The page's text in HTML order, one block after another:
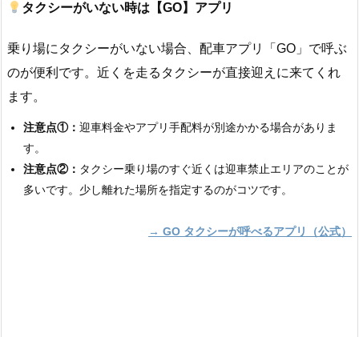
タクシーがいない時は【GO】アプリ
乗り場にタクシーがいない場合、配車アプリ「GO」で呼ぶ
のが便利です。近くを走るタクシーが直接迎えに来てくれ
ます。
注意点①： 迎車料金やアプリ手配料が別途かかる場合がありま
す。
注意点②： タクシー乗り場のすぐ近くは迎車禁止エリアのことが
多いです。少し離れた場所を指定するのがコツです。
→ GO タクシーが呼べるアプリ（公式）